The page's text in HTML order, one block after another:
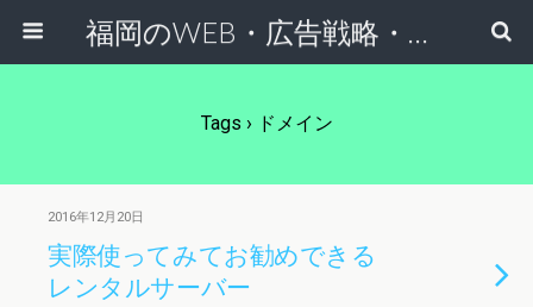
福岡のWEB・広告戦略・ネット集客コンサルのスケールフリーネットワーク
Tags › ドメイン
2016年12月20日
実際使ってみてお勧めできる
レンタルサーバー